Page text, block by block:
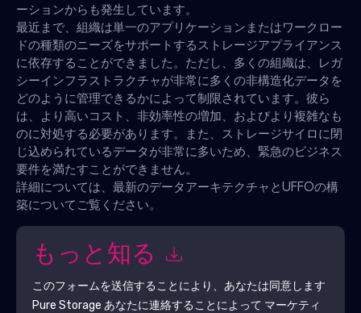
ーションからも発生しています。
最近まで、組織は単一のアプリケーションまたはワークロー
ドの種類のニーズをサポートするストレージアプライアンス
に依存することができました。ただし、多くの組織は、レガ
シーインフラストラクチャが非常に多くの非構造化データを
どのように管理できるかによって制限されています。彼ら
は、より高いコスト、非効率性の増加、およびより複雑なも
のに対処する必要があります。また、ストレージサイロに閉
じ込められているデータが非常に多いため、緊急のビジネス
要件を満たすことができません。
詳細については、最新のデータアーキテクチャとUFFOの構
築についてご覧ください。
もっと知る
このフォームを送信することにより、あなたは同意します
Pure Storage あなたに連絡することによって マーケティ